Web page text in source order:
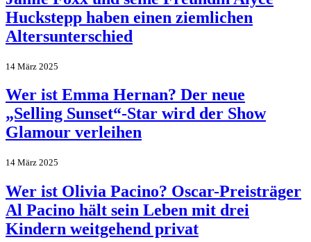
Huckstepp haben einen ziemlichen
Altersunterschied
14 März 2025
Wer ist Emma Hernan? Der neue
„Selling Sunset“-Star wird der Show
Glamour verleihen
14 März 2025
Wer ist Olivia Pacino? Oscar-Preisträger
Al Pacino hält sein Leben mit drei
Kindern weitgehend privat